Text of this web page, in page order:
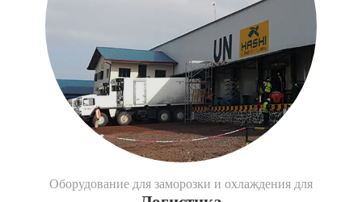
Оборудование для заморозки и охлаждения для